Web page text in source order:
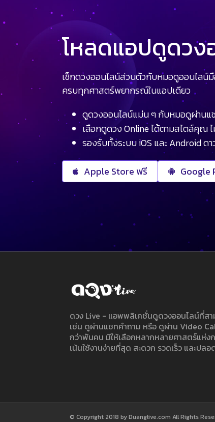
โหลดแอปดูดวง
เช็กดวงออนไลน์ส่วนตัวกับหมอดูออนไลน์
ครบทุกศาสตร์พยากรณ์ในแอปเดียว
ดูดวงออนไลน์แม่น ๆ กับหมอดูผ่านแ
เลือกดูดวง Online ได้ตามสไตล์คุณ
รองรับทั้งระบบ iOS และ Android ด
Apple Store ฟรี Google
ดวง Live - แอพพลิเคชั่นดูดวงออนไลน์ที่ส
เช่น ดูผ่านแชทคำถาม หรือ ดูผ่าน Video
กว่าพันคน มีให้เลือกหลากหลายศาสตร์แห่
เน้นใช้งานง่ายที่สุด สะดวก รวดเร็ว และปล
© Copyright 2018 by Duanglive.com All Rights